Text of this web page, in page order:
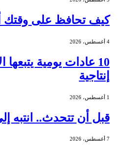
كيف تحافظ على وقتك
4 أغسطس، 2026
10 عادات يومية
إنتاجية
1 أغسطس، 2026
قبل أن تتحدث.. انتبه
7 أغسطس، 2026